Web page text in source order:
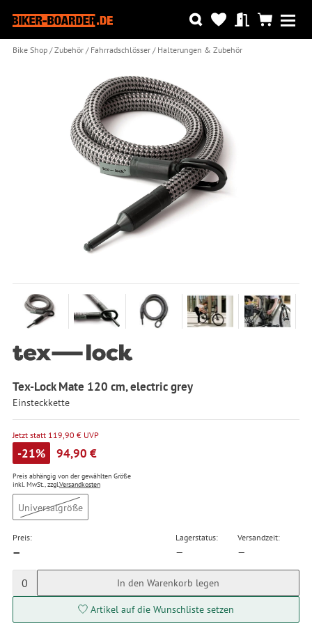
Bike Shop Zubehör Fahrradschlösser Halterungen & Zubehör
Tex-Lock Mate 120 cm, electric grey
Einsteckkette
Jetzt statt 119,90 € UVP
-21% 94,90 €
Preis abhängig von der gewählten Größe
inkl. MwSt., zzgl.Versandkosten
Universalgröße
Preis:
—
Lagerstatus:
—
Versandzeit:
—
0 In den Warenkorb legen
Artikel auf die Wunschliste setzen